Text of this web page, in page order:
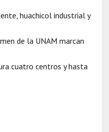
huachicol industrial y
de la UNAM marcan
cuatro centros y hasta